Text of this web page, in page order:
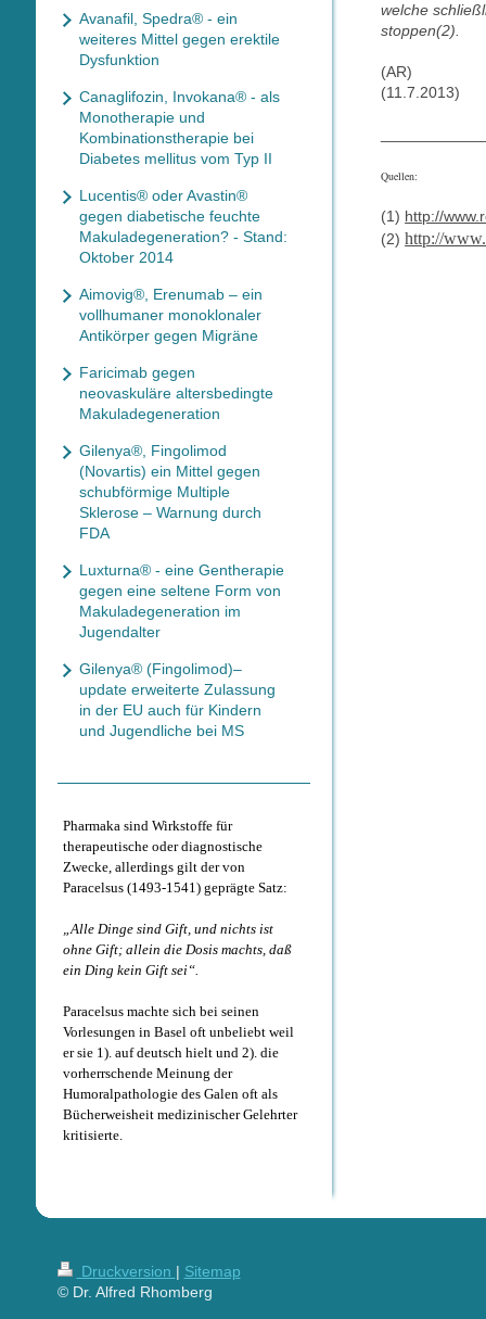
welche
stoppen(2).
(AR)
(11.7.2013)
Quellen:
(1) http://
(2)http://
Avanafil, Spedra® - ein
weiteres Mittel gegen erektile
Dysfunktion
Canaglifozin, Invokana® - als
Monotherapie und
Kombinationstherapie bei
Diabetes mellitus vom Typ II
Lucentis® oder Avastin®
gegen diabetische feuchte
Makuladegeneration? - Stand:
Oktober 2014
Aimovig®, Erenumab – ein
vollhumaner monoklonaler
Antikörper gegen Migräne
Faricimab gegen
neovaskuläre altersbedingte
Makuladegeneration
Gilenya®, Fingolimod
(Novartis) ein Mittel gegen
schubförmige Multiple
Sklerose – Warnung durch
FDA
Luxturna® - eine Gentherapie
gegen eine seltene Form von
Makuladegeneration im
Jugendalter
Gilenya® (Fingolimod)–
update erweiterte Zulassung
in der EU auch für Kindern
und Jugendliche bei MS
Pharmaka sind Wirkstoffe für
therapeutische oder diagnostische
Zwecke, allerdings gilt der von
Paracelsus (1493-1541) geprägte Satz:
„Alle Dinge sind Gift, und nichts ist
ohne Gift; allein die Dosis machts, daß
ein Ding kein Gift sei“.
Paracelsus machte sich bei seinen
Vorlesungen in Basel oft unbeliebt weil
er sie 1). auf deutsch hielt und 2). die
vorherrschende Meinung der
Humoralpathologie des Galen oft als
Bücherweisheit medizinischer Gelehrter
kritisierte.
Druckversion | Sitemap
© Dr. Alfred Rhomberg